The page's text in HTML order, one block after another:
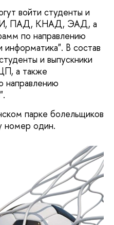
войти студенты и
ПАД, КНАД, ЭАД, а
по направлению
В состав
и выпускники
а также
направлению
парке болельщиков
номер один.